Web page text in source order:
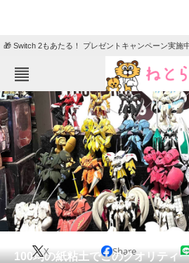
🎁 Switch 2もあたる！ プレゼントキャンペーン実施中
ねとらぼメニュー
TOP ニュース
エンタメ クイズ
グルメ 地域
住まい 教育・
動物 リサー
会員記事
100均の紙粘土でこのクオリテ
X Share